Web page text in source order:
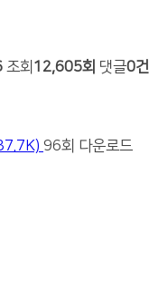
조회 12,605회 댓글0건
96회 다운로드